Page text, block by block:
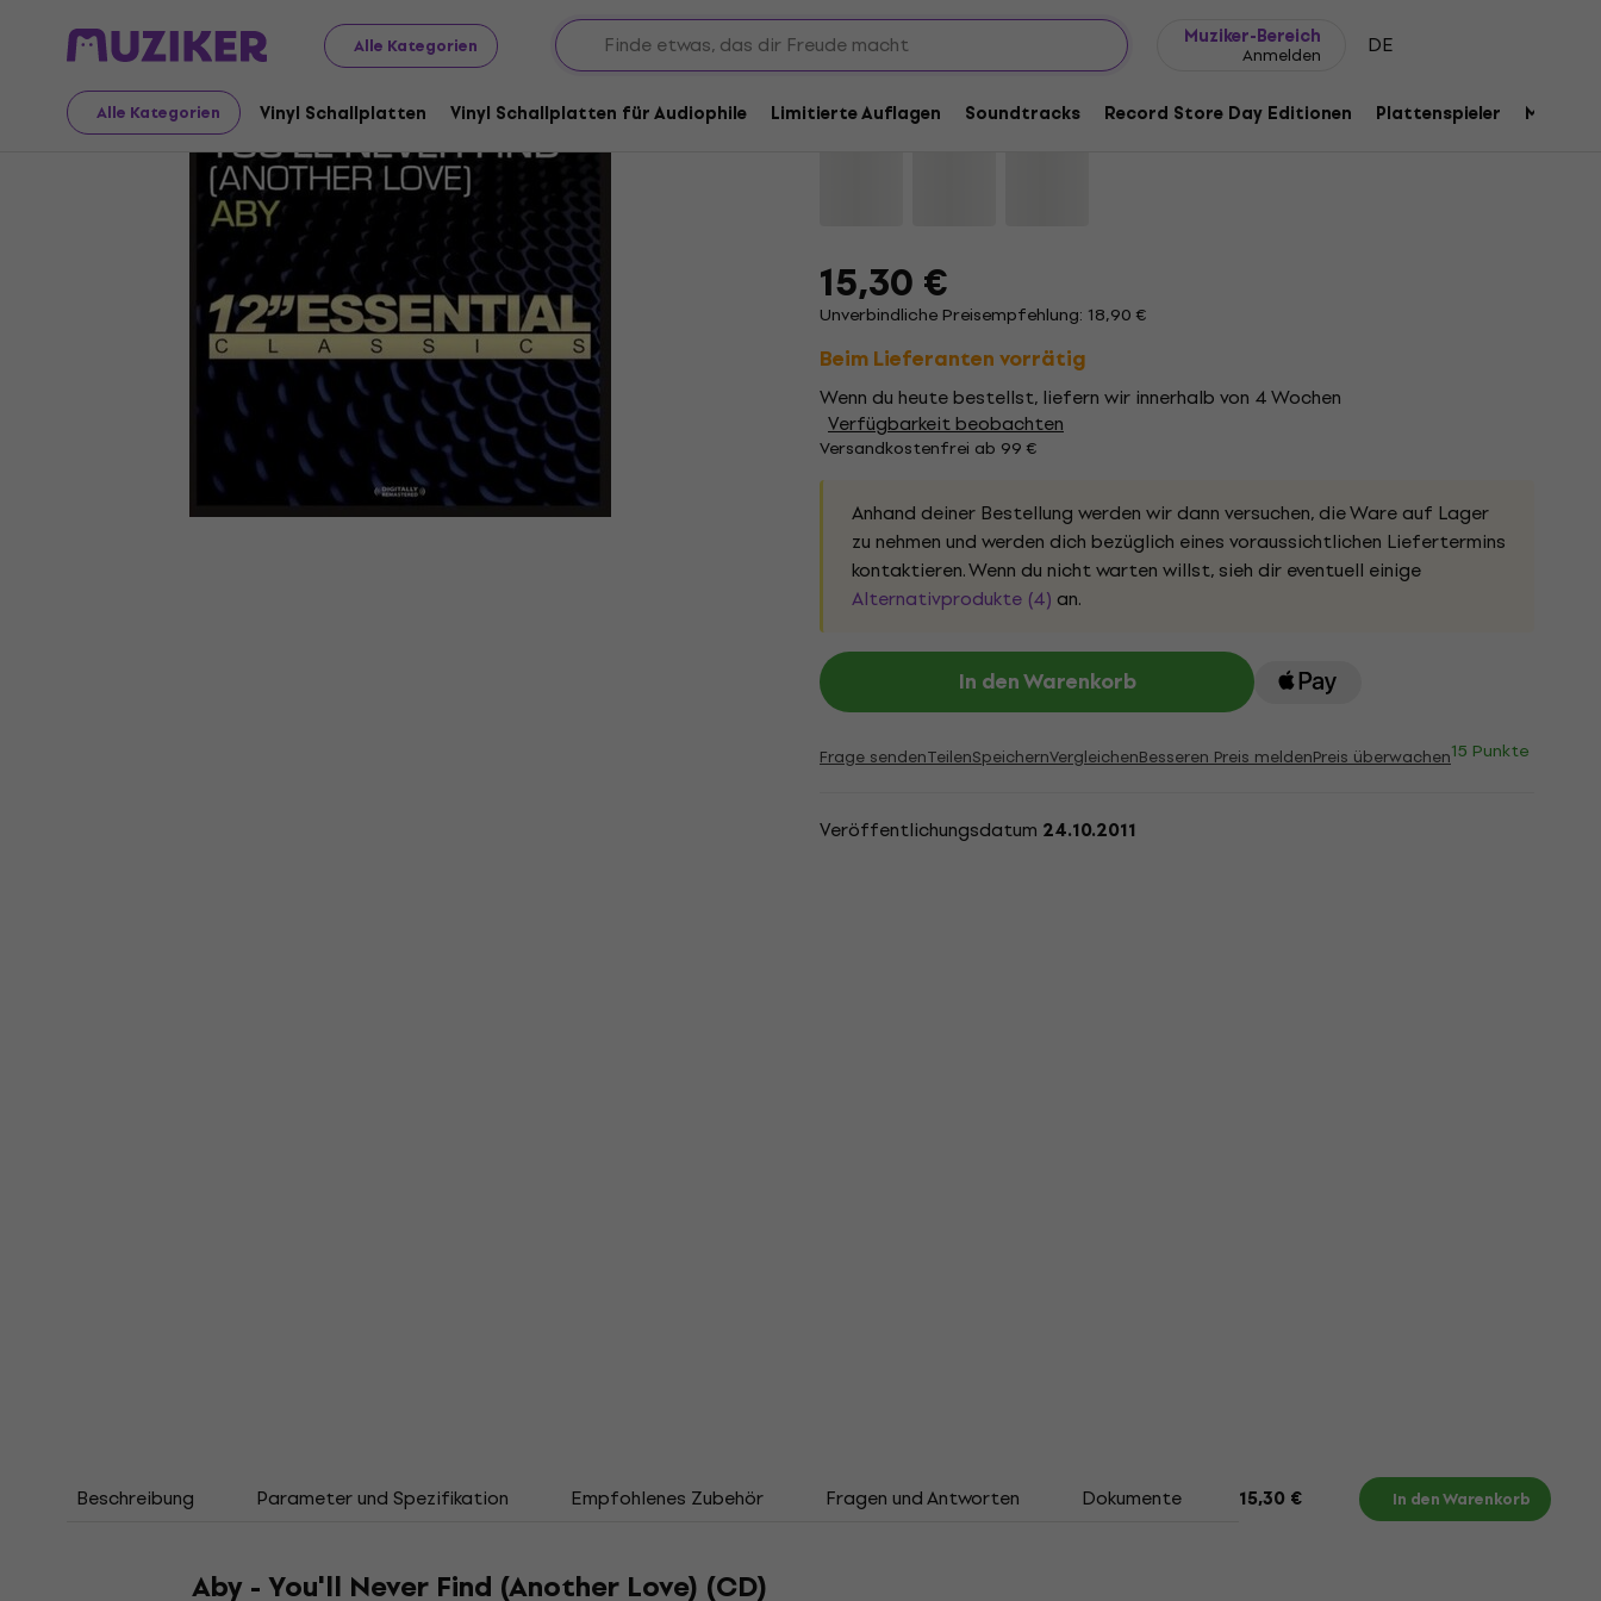
Alle Kategorien
Muziker-Bereich
Anmelden DE
Alle Kategorien Vinyl Schallplatten Vinyl Schallplatten für Audiophile Limitierte Auflagen Soundtracks Record Store Day Editionen Plattenspieler Musik
Schallplatten und CDs Musik-CDs
Aby - You'll Never Find (Another Love) (CD)
Marke:AbyProdukt Code:1190921
15,30 €
Unverbindliche Preisempfehlung: 18,90 €
Beim Lieferanten vorrätig
Wenn du heute bestellst, liefern wir innerhalb von 4 Wochen
Verfügbarkeit beobachten
Versandkostenfrei ab 99 €
Anhand deiner Bestellung werden wir dann versuchen, die Ware auf Lager
zu nehmen und werden dich bezüglich eines voraussichtlichen Liefertermins
kontaktieren. Wenn du nicht warten willst, sieh dir eventuell einige
Alternativprodukte (4) an.
In den Warenkorb
Frage sendenTeilenSpeichernVergleichenBesseren Preis meldenPreis überwachen15 Punkte
Veröffentlichungsdatum 24.10.2011
Beschreibung Parameter und Spezifikation Empfohlenes Zubehör Fragen und Antworten Dokumente 15,30 € In den Warenkorb
Aby - You'll Never Find (Another Love) (CD)